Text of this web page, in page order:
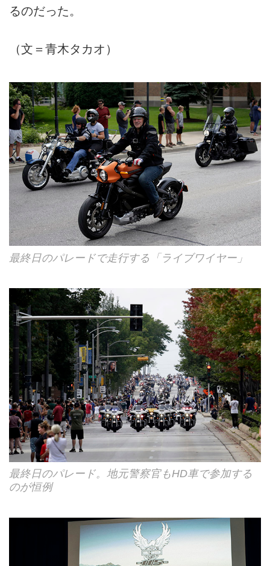
るのだった。
（文＝青木タカオ）
最終日のパレードで走行する「ライブワイヤー」
最終日のパレード。地元警察官もHD車で参加する
のが恒例